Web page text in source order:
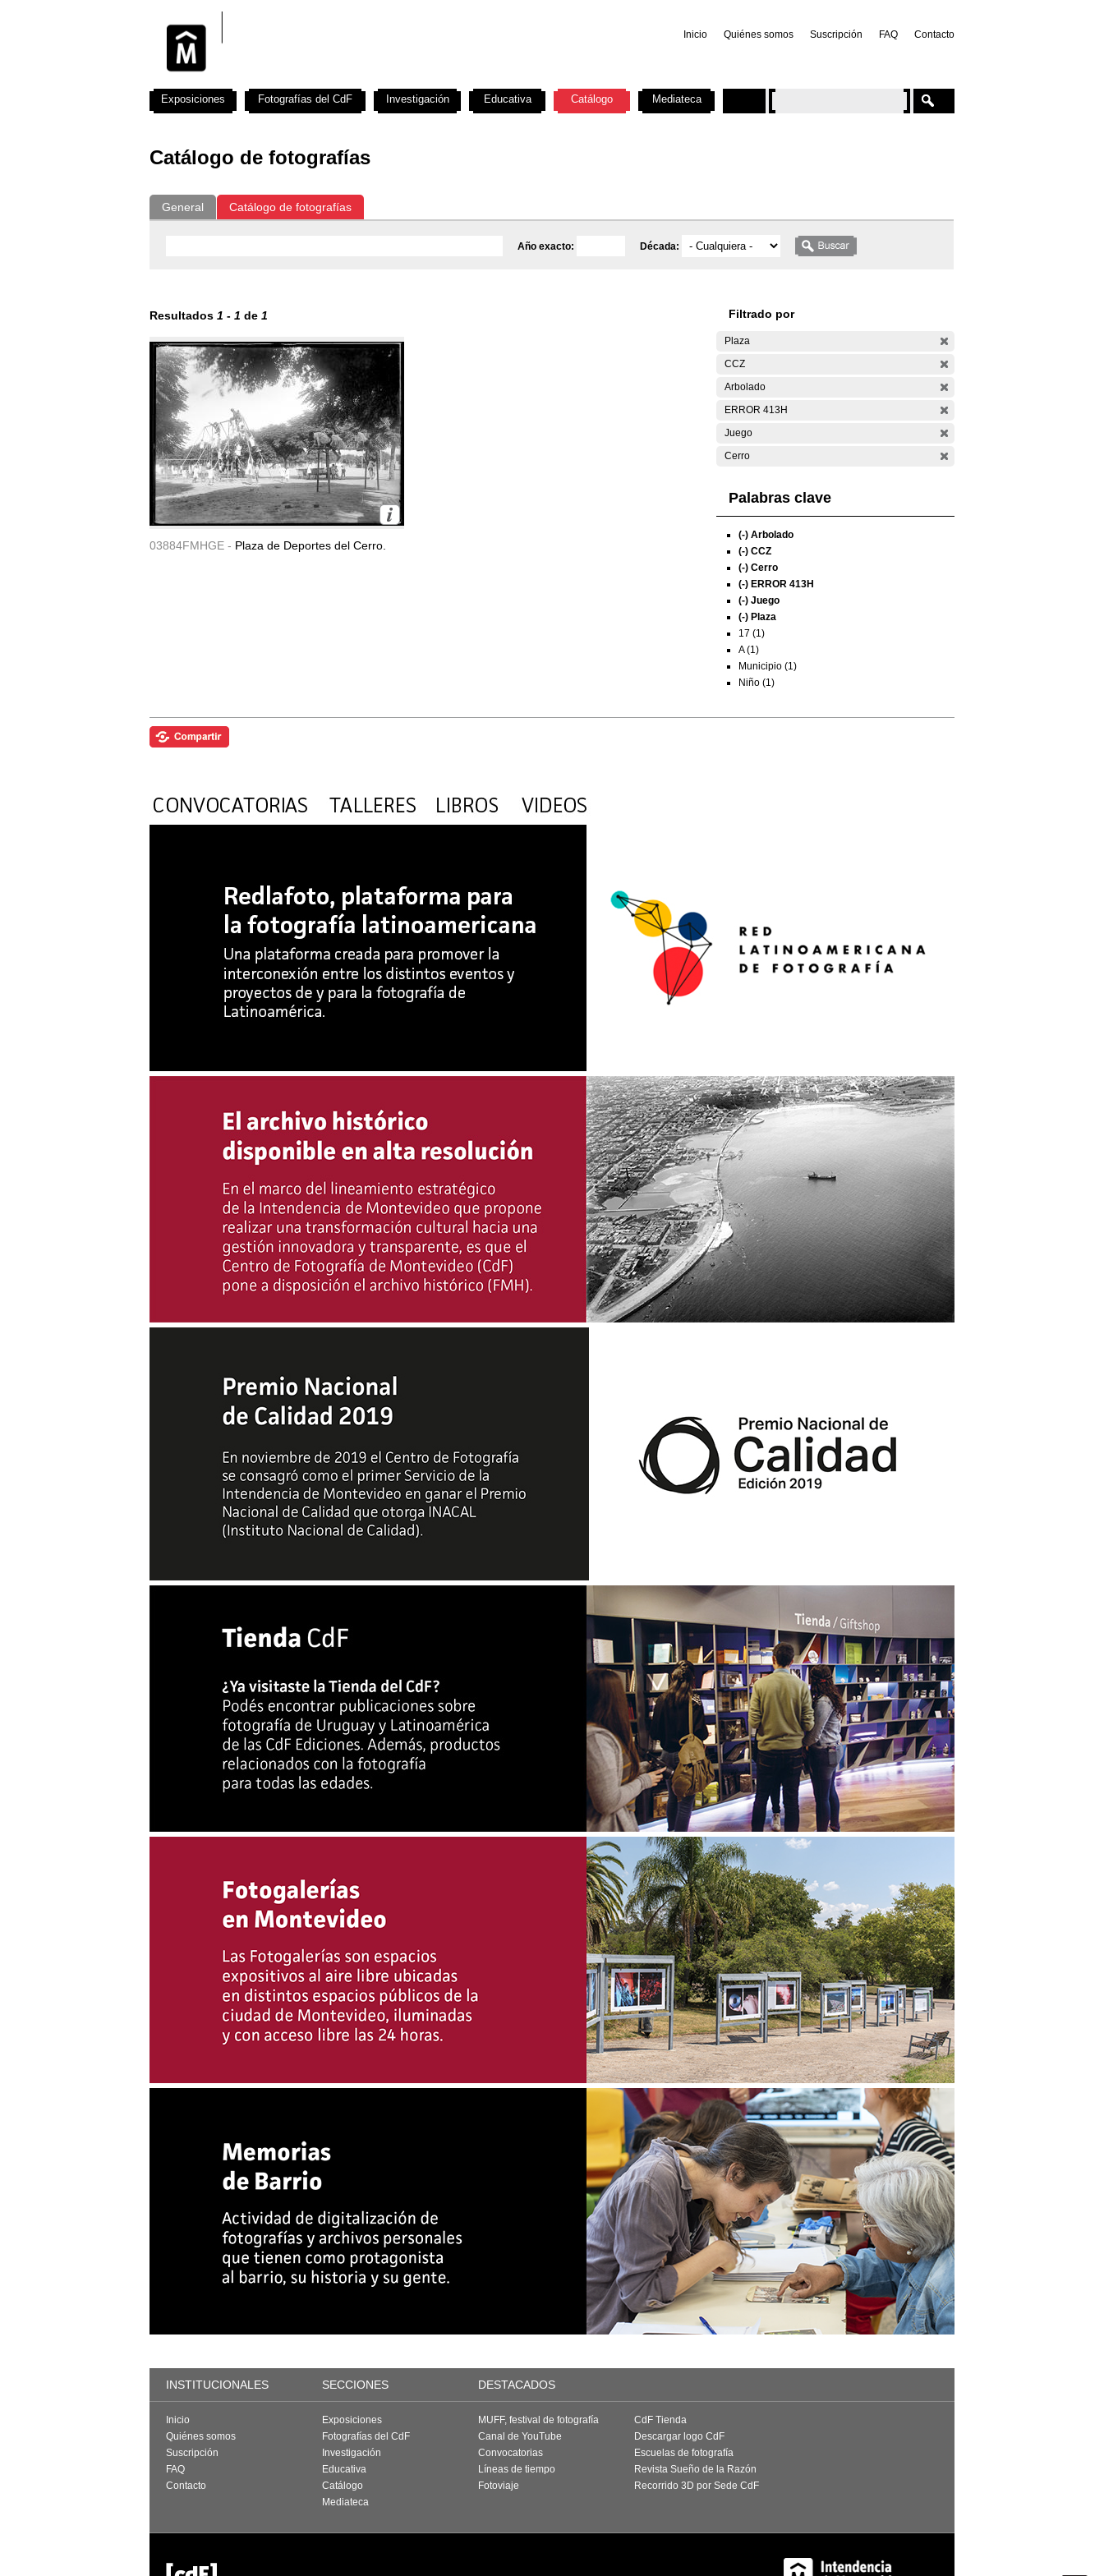
Inicio Quiénes somos Suscripción FAQ Contacto
Catálogo de fotografías
General Catálogo de fotografías
Año exacto: Década:
Resultados 1 - 1 de 1
03884FMHGE - Plaza de Deportes del Cerro.
Filtrado por
Plaza
CCZ
Arbolado
ERROR 413H
Juego
Cerro
Palabras clave
(-) Arbolado
(-) CCZ
(-) Cerro
(-) ERROR 413H
(-) Juego
(-) Plaza
17 (1)
A (1)
Municipio (1)
Niño (1)
Exposiciones Fotografías del CdF Investigación Educativa Catálogo Mediateca
INSTITUCIONALES SECCIONES DESTACADOS
Inicio
Quiénes somos
Suscripción
FAQ
Contacto
Exposiciones
Fotografías del CdF
Investigación
Educativa
Catálogo
Mediateca
MUFF, festival de fotografía
Canal de YouTube
Convocatorias
Líneas de tiempo
Fotoviaje
CdF Tienda
Descargar logo CdF
Escuelas de fotografía
Revista Sueño de la Razón
Recorrido 3D por Sede CdF